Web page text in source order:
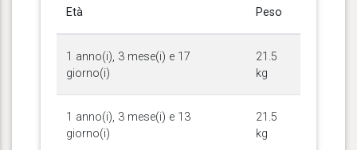
Età Peso
1 anno(i), 3 mese(i) e 17
giorno(i)
21.5
kg
1 anno(i), 3 mese(i) e 13
giorno(i)
21.5
kg